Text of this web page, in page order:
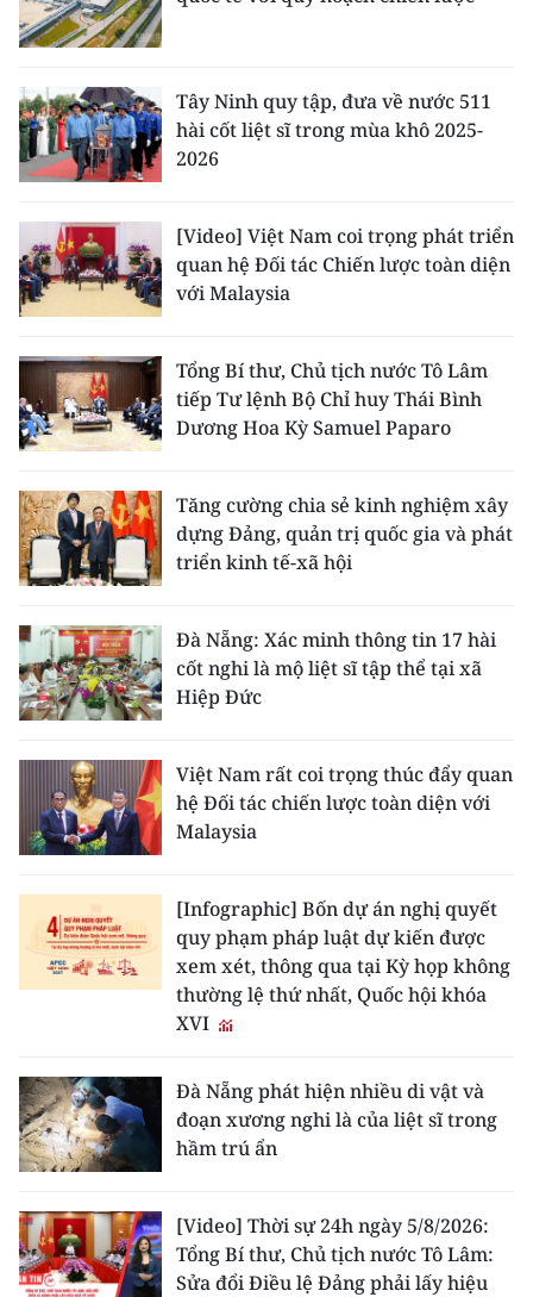
Tây Ninh quy tập, đưa về nước 511
hài cốt liệt sĩ trong mùa khô 2025-
2026
[Video] Việt Nam coi trọng phát triển
quan hệ Đối tác Chiến lược toàn diện
với Malaysia
Tổng Bí thư, Chủ tịch nước Tô Lâm
tiếp Tư lệnh Bộ Chỉ huy Thái Bình
Dương Hoa Kỳ Samuel Paparo
Tăng cường chia sẻ kinh nghiệm xây
dựng Đảng, quản trị quốc gia và phát
triển kinh tế-xã hội
Đà Nẵng: Xác minh thông tin 17 hài
cốt nghi là mộ liệt sĩ tập thể tại xã
Hiệp Đức
Việt Nam rất coi trọng thúc đẩy quan
hệ Đối tác chiến lược toàn diện với
Malaysia
[Infographic] Bốn dự án nghị quyết
quy phạm pháp luật dự kiến được
xem xét, thông qua tại Kỳ họp không
thường lệ thứ nhất, Quốc hội khóa
XVI
Đà Nẵng phát hiện nhiều di vật và
đoạn xương nghi là của liệt sĩ trong
hầm trú ẩn
[Video] Thời sự 24h ngày 5/8/2026:
Tổng Bí thư, Chủ tịch nước Tô Lâm:
Sửa đổi Điều lệ Đảng phải lấy hiệu